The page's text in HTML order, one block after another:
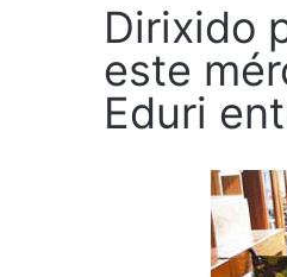
Dirixido
este
Eduri